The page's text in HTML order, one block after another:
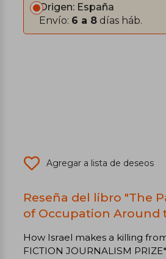
Origen: España
Envío: 6 a 8 días háb.
Agregar a lista de deseos
Reseña del libro "The
of Occupation Around
How Israel makes a killing
FICTION JOURNALISM